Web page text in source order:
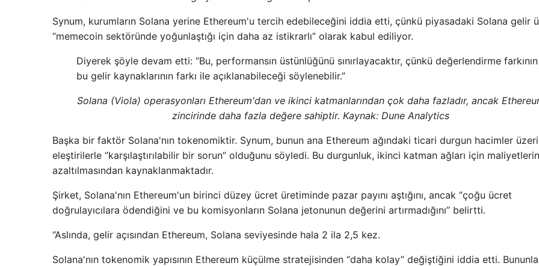
Synum, kurumların Solana yerine Ethereum'u tercih edebileceğini iddia etti, çünkü piyasadaki Solana gelir
“memecoin sektöründe yoğunlaştığı için daha az istikrarlı” olarak kabul ediliyor.
Diyerek şöyle devam etti: “Bu, performansın üstünlüğünü sınırlayacaktır, çünkü değerlendirme farkının
bu gelir kaynaklarının farkı ile açıklanabileceği söylenebilir.”
Solana (Viola) operasyonları Ethereum'dan ve ikinci katmanlarından çok daha fazladır, ancak
zincirinde daha fazla değere sahiptir. Kaynak:Dune Analytics
Başka bir faktör Solana'nın tokenomiktir. Synum, bunun ana Ethereum ağındaki ticari durgun hacimler
eleştirilerle “karşılaştırılabilir bir sorun” olduğunu söyledi. Bu durgunluk, ikinci katman ağları için maliyetlerin
azaltılmasından kaynaklanmaktadır.
Şirket, Solana'nın Ethereum'un birinci düzey ücret üretiminde pazar payını aştığını, ancak “çoğu ücret
doğrulayıcılara ödendiğini ve bu komisyonların Solana jetonunun değerini artırmadığını” belirtti.
“Aslında, gelir açısından Ethereum, Solana seviyesinde hala 2 ila 2,5 kez.
Solana'nın tokenomik yapısının Ethereum küçülme stratejisinden “daha kolay” değiştiğini iddia etti. Bununla